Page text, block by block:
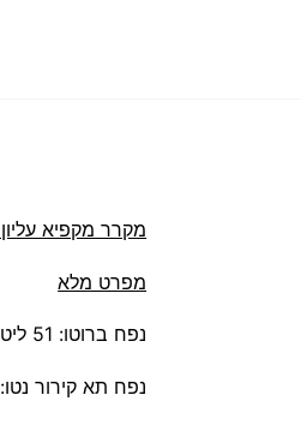
מקרר ‏מקפיא עליון 48 ‏ליטר Lacasa דגם BC50
מפרט מלא
נפח ברוטו: 51 ליטר.
נפח תא קירור נטו: 44 ליטר.